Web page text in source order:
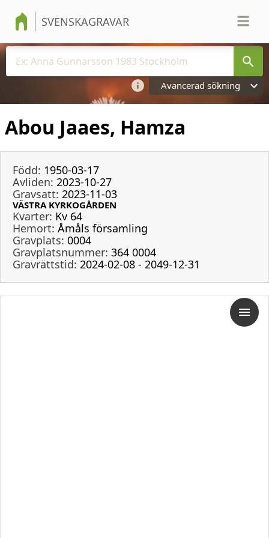
SVENSKAGRAVAR
Avancerad sökning
Abou Jaaes, Hamza
Född: 1950-03-17
Avliden: 2023-10-27
Gravsatt: 2023-11-03
VÄSTRA KYRKOGÅRDEN
Kvarter: Kv 64
Hemort: Åmåls församling
Gravplats: 0004
Gravplatsnummer: 364 0004
Gravrättstid: 2024-02-08 - 2049-12-31